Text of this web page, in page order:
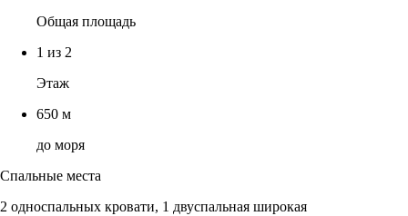
Общая площадь
1 из 2
Этаж
650 м
до моря
Спальные места
2 односпальных кровати, 1 двуспальная широкая